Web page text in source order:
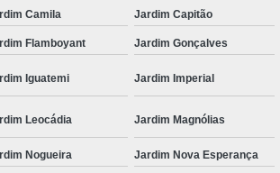
Camila Jardim Capitão
Flamboyant Jardim Gonçalves
Iguatemi Jardim Imperial
Leocádia Jardim Magnólias
Nogueira Jardim Nova Esperança